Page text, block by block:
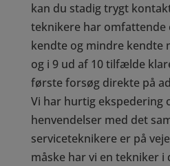
kan du stadig trygt
teknikere har omfattende
kendte og mindre kendte
og i 9 ud af 10 tilfælde
første forsøg direkte på
Vi har hurtig ekspedering
henvendelser med det
serviceteknikere er på
måske har vi en tekniker i